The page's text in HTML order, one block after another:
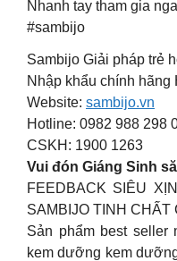
Nhanh tay tham gia
#sambijo
Sambijo Giải pháp trẻ
Nhập khẩu chính hãng
Website: sambijo.vn
Hotline: 0982 988 298
CSKH: 1900 1263
Vui đón Giáng Sinh
FEEDBACK SIÊU
SAMBIJO TINH CHẤT
Sản phẩm best seller
kem dưỡng kem